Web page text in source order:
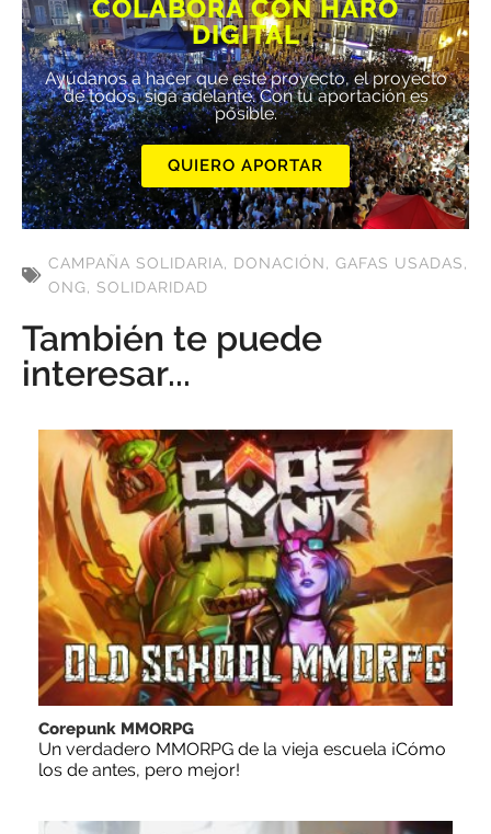
COLABORA CON HARO
DIGITAL
Ayúdanos a hacer que este proyecto, el proyecto
de todos, siga adelante. Con tu aportación es
posible.
QUIERO APORTAR
CAMPAÑA SOLIDARIA, DONACIÓN, GAFAS USADAS,
ONG, SOLIDARIDAD
También te puede
interesar...
Corepunk MMORPG
Un verdadero MMORPG de la vieja escuela ¡Cómo
los de antes, pero mejor!